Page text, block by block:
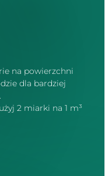
na powierzchni
dla bardziej
2 miarki na 1 m³